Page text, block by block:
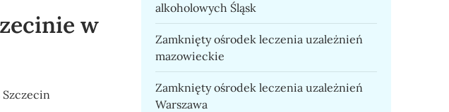
w
alkoholowych Śląsk
Zamknięty ośrodek leczenia uzależnień
mazowieckie
Zamknięty ośrodek leczenia uzależnień
Warszawa